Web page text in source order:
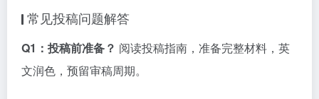
常见投稿问题解答
Q1：投稿前准备？ 阅读投稿指南，准备完整材料，英
文润色，预留审稿周期。